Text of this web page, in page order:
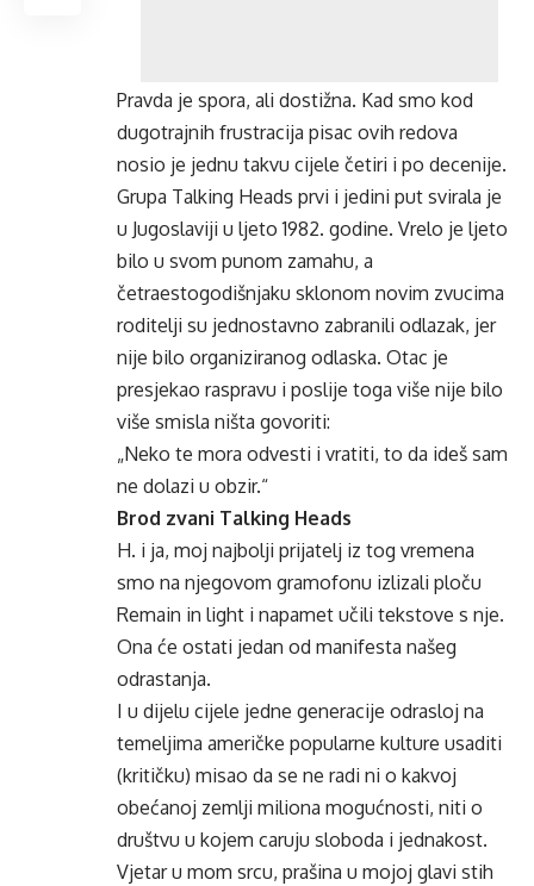
Pravda je spora, ali dostižna. Kad smo kod
dugotrajnih frustracija pisac ovih redova
nosio je jednu takvu cijele četiri i po decenije.
Grupa Talking Heads prvi i jedini put svirala je
u Jugoslaviji u ljeto 1982. godine. Vrelo je ljeto
bilo u svom punom zamahu, a
četraestogodišnjaku sklonom novim zvucima
roditelji su jednostavno zabranili odlazak, jer
nije bilo organiziranog odlaska. Otac je
presjekao raspravu i poslije toga više nije bilo
više smisla ništa govoriti:
„Neko te mora odvesti i vratiti, to da ideš sam
ne dolazi u obzir.“
Brod zvani Talking Heads
H. i ja, moj najbolji prijatelj iz tog vremena
smo na njegovom gramofonu izlizali ploču
Remain in light i napamet učili tekstove s nje.
Ona će ostati jedan od manifesta našeg
odrastanja.
I u dijelu cijele jedne generacije odrasloj na
temeljima američke popularne kulture usaditi
(kritičku) misao da se ne radi ni o kakvoj
obećanoj zemlji miliona mogućnosti, niti o
društvu u kojem caruju sloboda i jednakost.
Vjetar u mom srcu, prašina u mojoj glavi stih